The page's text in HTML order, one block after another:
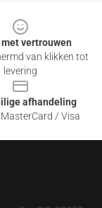
vertrouwen
van klikken tot
levering
afhandeling
/ Visa